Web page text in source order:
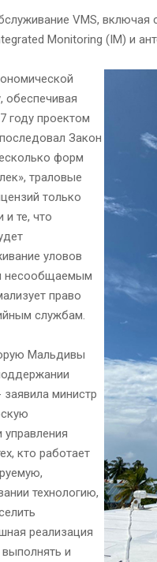
VMS,
Monitoring (IM) и
обеспечивая
году проектом
Закон
форм
траловые
только
те, что
уловов
несообщаемым
право
службам.
Мальдивы
министр
кто работает
технологию,
реализация
и